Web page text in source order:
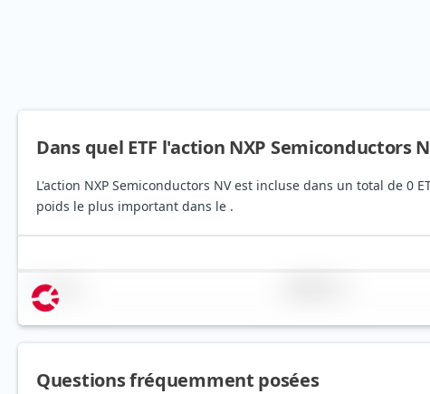
Dans quel ETF l'action NXP Semiconductors
L'action NXP Semiconductors NV est incluse dans un total de 0
poids le plus important dans le .
Nom
Questions fréquemment posées